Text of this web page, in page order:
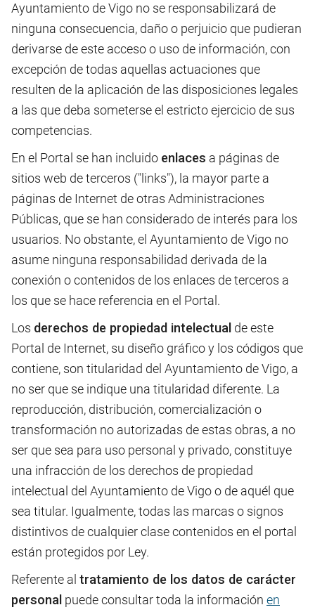
Ayuntamiento de Vigo no se responsabilizará de
ninguna consecuencia, daño o perjuicio que pudieran
derivarse de este acceso o uso de información, con
excepción de todas aquellas actuaciones que
resulten de la aplicación de las disposiciones legales
a las que deba someterse el estricto ejercicio de sus
competencias.
En el Portal se han incluido enlaces a páginas de
sitios web de terceros ("links"), la mayor parte a
páginas de Internet de otras Administraciones
Públicas, que se han considerado de interés para los
usuarios. No obstante, el Ayuntamiento de Vigo no
asume ninguna responsabilidad derivada de la
conexión o contenidos de los enlaces de terceros a
los que se hace referencia en el Portal.
Los derechos de propiedad intelectual de este
Portal de Internet, su diseño gráfico y los códigos que
contiene, son titularidad del Ayuntamiento de Vigo, a
no ser que se indique una titularidad diferente. La
reproducción, distribución, comercialización o
transformación no autorizadas de estas obras, a no
ser que sea para uso personal y privado, constituye
una infracción de los derechos de propiedad
intelectual del Ayuntamiento de Vigo o de aquél que
sea titular. Igualmente, todas las marcas o signos
distintivos de cualquier clase contenidos en el portal
están protegidos por Ley.
Referente al tratamiento de los datos de carácter
personal puede consultar toda la información en